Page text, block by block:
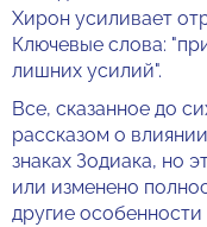
Хирон усиливает
Ключевые слова:
лишних усилий".
Все, сказанное до
рассказом о
знаках Зодиака, но
или изменено
другие